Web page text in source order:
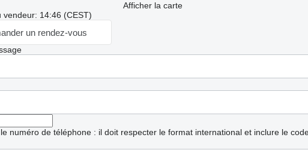
Afficher la carte
vendeur: 14:46 (CEST)
un rendez-vous
numéro de téléphone : il doit respecter le format international et inclure le